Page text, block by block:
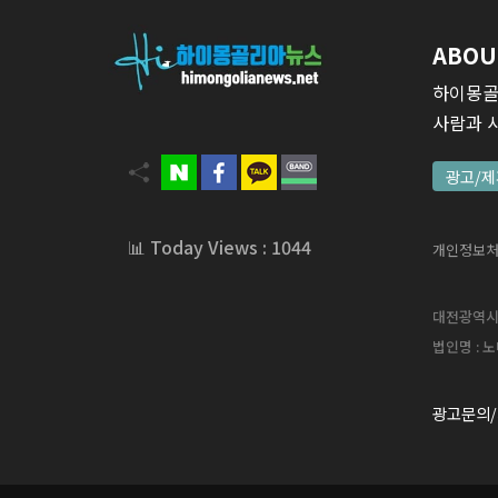
📊 Today Views : 1044
하이몽
사람과
광고/
개인정보
대전광역
법인명 :
광고문의